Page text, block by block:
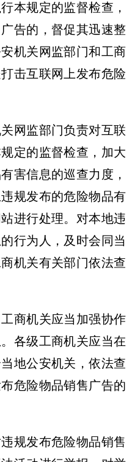
本规定的监督检查，
告的，督促其迅速整
机关网监部门和工商
击互联网上发布危险
监部门负责对互联
定的监督检查，加大
害信息的巡查力度，
规发布的危险物品有
进行处理。对本地违
行为人，及时会同当
机关有关部门依法查
商机关应当加强协作
各级工商机关应当在
地公安机关，依法查
危险物品销售广告的
发布危险物品销售